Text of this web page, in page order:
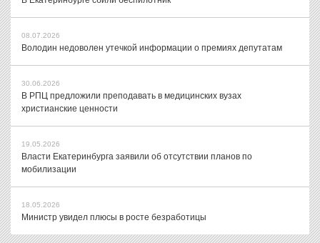
08.07.2026
Володин недоволен утечкой информации о премиях депутатам
30.06.2026
В РПЦ предложили преподавать в медицинских вузах
христианские ценности
19.05.2026
Власти Екатеринбурга заявили об отсутствии планов по
мобилизации
18.05.2026
Министр увидел плюсы в росте безработицы